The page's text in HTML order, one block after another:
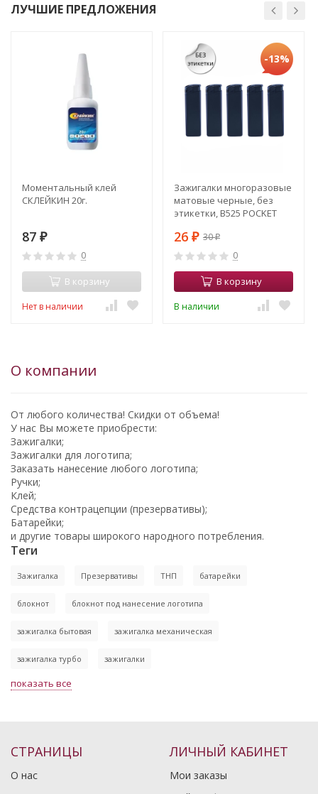
ЛУЧШИЕ ПРЕДЛОЖЕНИЯ
Моментальный клей
СКЛЕЙКИН 20г.
87 ₽
0
В корзину
Нет в наличии
-13%
Зажигалки многоразовые
матовые черные, без
этикетки, В525 POCKET
26 ₽ 30₽
0
В корзину
В наличии
О компании
От любого количества! Скидки от объема!
У нас Вы можете приобрести:
Зажигалки;
Зажигалки для логотипа;
Заказать нанесение любого логотипа;
Ручки;
Клей;
Средства контрацепции (презервативы);
Батарейки;
и другие товары широкого народного потребления.
Теги
Зажигалка Презервативы ТНП батарейки
блокнот блокнот под нанесение логотипа
зажигалка бытовая зажигалка механическая
зажигалка турбо зажигалки
показать все
СТРАНИЦЫ
О нас
ЛИЧНЫЙ КАБИНЕТ
Мои заказы